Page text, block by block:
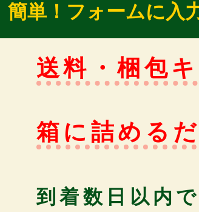
簡単！フォームに入
送料・梱包
箱に詰めるだ
到着数日以内